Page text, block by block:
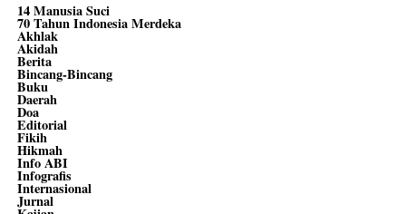
14 Manusia Suci
70 Tahun Indonesia Merdeka
Akhlak
Akidah
Berita
Bincang-Bincang
Buku
Daerah
Doa
Editorial
Fikih
Hikmah
Info ABI
Infografis
Internasional
Jurnal